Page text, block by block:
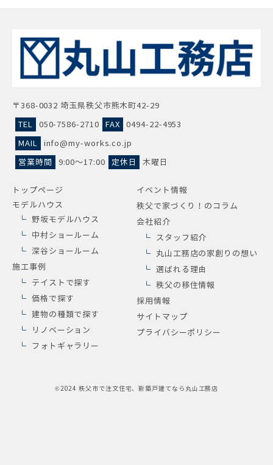
〒368-0032 埼玉県秩父市熊木町42-29
TEL
050-7586-2710 FAX
0494-22-4953
MAIL
info@my-works.co.jp
営業時間
9:00～17:00 定休日 木曜日
トップページ
モデルハウス
野坂モデルハウス
中村ショールーム
深谷ショールーム
施工事例
テイストで探す
価格で探す
建物の種類で探す
リノベーション
フォトギャラリー
イベント情報
秩父で家づくり！のコラム
会社紹介
スタッフ紹介
丸山工務店の家創りの想い
選ばれる理由
秩父の移住情報
採用情報
サイトマップ
プライバシーポリシー
©2024秩父市で注文住宅、新築戸建てなら丸山工務店